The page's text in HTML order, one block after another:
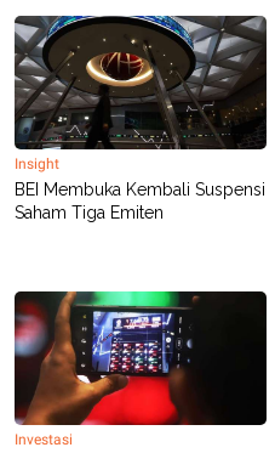
A
T
D
A
T
A
G
E
S
K
O
N
T
V
L
I
P
S
JARINGAN
K
O
P
R
Insight
BEI Membuka Kembali Suspensi
Saham Tiga Emiten
Investasi